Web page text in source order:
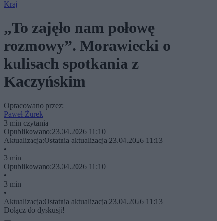
Kraj
„To zajęło nam połowę
rozmowy”. Morawiecki o
kulisach spotkania z
Kaczyńskim
Opracowano przez:
Paweł Żurek
3 min czytania
Opublikowano:23.04.2026 11:10
Aktualizacja:Ostatnia aktualizacja:23.04.2026 11:13
•
3 min
Opublikowano:23.04.2026 11:10
•
3 min
•
Aktualizacja:Ostatnia aktualizacja:23.04.2026 11:13
Dołącz do dyskusji!